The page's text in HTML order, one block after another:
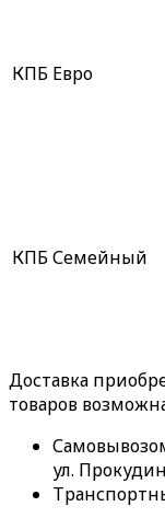
КПБ Евро
КПБ Семейный
Доставка
товаров
ул.